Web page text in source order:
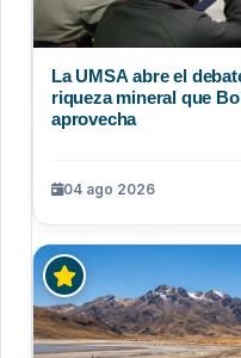
La UMSA abre el
riqueza mineral que
aprovecha
04 ago 2026